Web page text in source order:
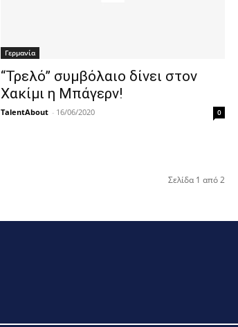
Γερμανία
“Τρελό” συμβόλαιο δίνει στον
Χακίμι η Μπάγερν!
TalentAbout - 16/06/2020 0
Σελίδα 1 από 2